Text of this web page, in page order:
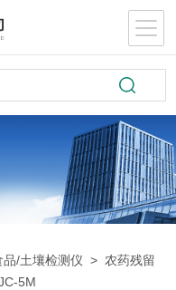
品/土壤检测仪 > 农药残留
5M